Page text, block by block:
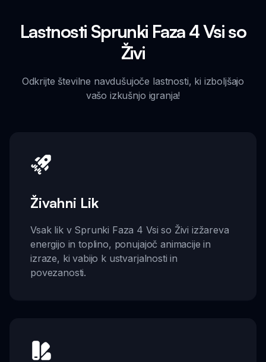
Lastnosti Sprunki Faza 4 Vsi so
Živi
Odkrijte številne navdušujoče lastnosti, ki izboljšajo
vašo izkušnjo igranja!
Živahni Lik
Vsak lik v Sprunki Faza 4 Vsi so Živi izžareva
energijo in toplino, ponujajoč animacije in
izraze, ki vabijo k ustvarjalnosti in
povezanosti.